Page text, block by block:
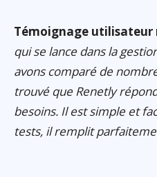
Témoignage utilisateur
qui se lance dans la
avons comparé de
trouvé que Renetly
besoins. Il est simple et
tests, il remplit